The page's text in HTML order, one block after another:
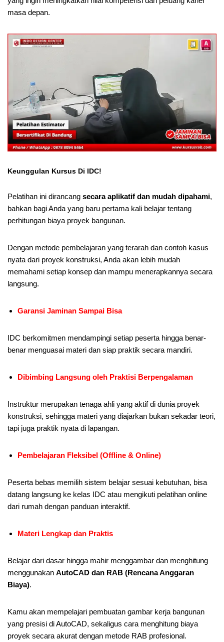
masa depan.
Keunggulan Kursus Di IDC!
Pelatihan ini dirancang secara aplikatif dan mudah dipahami,
bahkan bagi Anda yang baru pertama kali belajar tentang
perhitungan biaya proyek bangunan.
Dengan metode pembelajaran yang terarah dan contoh kasus
nyata dari proyek konstruksi, Anda akan lebih mudah
memahami setiap konsep dan mampu menerapkannya secara
langsung.
Garansi Jaminan Sampai Bisa
IDC berkomitmen mendampingi setiap peserta hingga benar-
benar menguasai materi dan siap praktik secara mandiri.
Dibimbing Langsung oleh Praktisi Berpengalaman
Instruktur merupakan tenaga ahli yang aktif di dunia proyek
konstruksi, sehingga materi yang diajarkan bukan sekadar teori,
tapi juga praktik nyata di lapangan.
Pembelajaran Fleksibel (Offline & Online)
Peserta bebas memilih sistem belajar sesuai kebutuhan, bisa
datang langsung ke kelas IDC atau mengikuti pelatihan online
dari rumah dengan panduan interaktif.
Materi Lengkap dan Praktis
Belajar dari dasar hingga mahir menggambar dan menghitung
menggunakan AutoCAD dan RAB (Rencana Anggaran
Biaya).
Kamu akan mempelajari pembuatan gambar kerja bangunan
yang presisi di AutoCAD, sekaligus cara menghitung biaya
proyek secara akurat dengan metode RAB profesional.